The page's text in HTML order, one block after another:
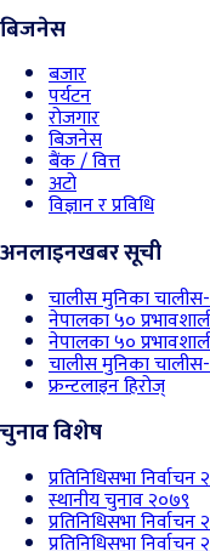
बिजनेस
बजार
पर्यटन
रोजगार
बिजनेस
बैंक / वित्त
अटो
विज्ञान र प्रविधि
अनलाइनखबर सूची
चालीस मुनिका
नेपालका ५०
नेपालका ५०
चालीस मुनिका
फ्रन्टलाइन हिरोज्
चुनाव विशेष
प्रतिनिधिसभा
स्थानीय चुनाव २०७९
प्रतिनिधिसभा